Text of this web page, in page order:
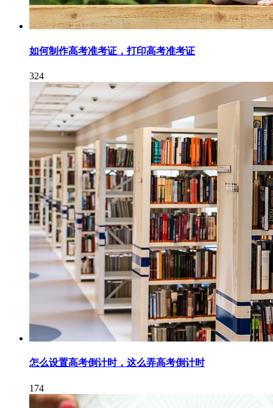
如何制作高考准考证，打印高考准考证
324
怎么设置高考倒计时，这么弄高考倒计时
174